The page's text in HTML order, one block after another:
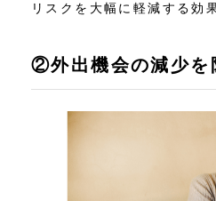
リスクを大幅に軽減する効
②外出機会の減少を